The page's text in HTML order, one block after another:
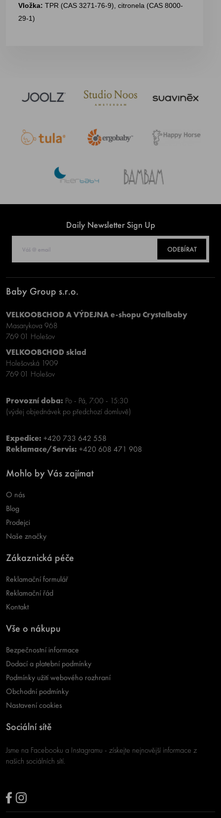
Vložka: TPR (CAS 3271-76-9), citronela (CAS 8000-
29-1)
Daily Newsletter Sign Up
ODEBÍRAT
Baby Group s.r.o.
VELKOOBCHOD A VÝDEJNA e-shopu Crystalbaby
Masarykova 968
769 01 Holešov
VELKOOBCHOD sklad
Holešovská 1909
769 01 Holešov
Provozní doba: Po - Pá, 7:00 - 15:30
(výdej objednávek po předchozí domluvě)
Expedice: +420 733 642 558
Reklamace/Servis: +420 608 471 908
Mohlo by Vás zajímat
O nás
Blog
Prodejci
Naše značky
Zákaznická péče
Reklamační formulář
Reklamační řád
Kontakt
Vše o nákupu
Bezpečnostní informace
Dodací a platební podmínky
Podmínky užití webového rozhraní
Obchodní podmínky
Nastavení cookies
Sociální sítě
Jsme na Facebooku a Instagramu - získejte nejnovější informace z
našich sociálních sítí.